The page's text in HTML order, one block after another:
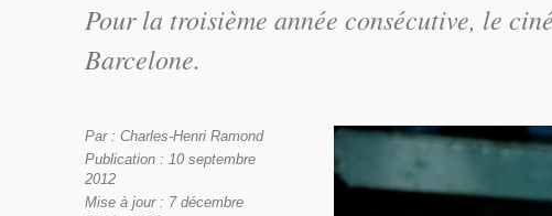
Pour la troisième année consécutive, le
Barcelone.
Par : Charles-Henri Ramond
Publication : 10 septembre
2012
Mise à jour : 7 décembre